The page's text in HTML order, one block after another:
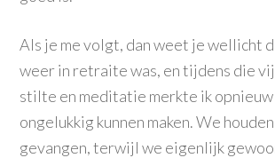
Als je me volgt, dan weet je wellicht
weer in retraite was, en tijdens die
stilte en meditatie merkte ik
ongelukkig kunnen maken. We
gevangen, terwijl we eigenlijk